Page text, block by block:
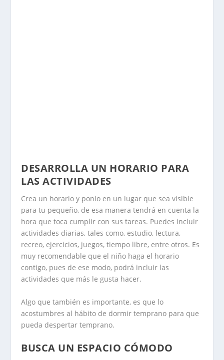
DESARROLLA UN HORARIO PARA
LAS ACTIVIDADES
Crea un horario y ponlo en un lugar que sea visible
para tu pequeño, de esa manera tendrá en cuenta la
hora que toca cumplir con sus tareas. Puedes incluir
actividades diarias, tales como, estudio, lectura,
recreo, ejercicios, juegos, tiempo libre, entre otros. Es
muy recomendable que el niño haga el horario
contigo, pues de ese modo, podrá incluir las
actividades que más le gusta hacer.
Algo que también es importante, es que lo
acostumbres al hábito de dormir temprano para que
pueda despertar temprano.
BUSCA UN ESPACIO CÓMODO